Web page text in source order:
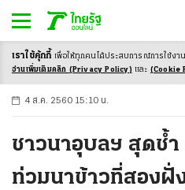
-ก ก ก+
4 ส.ค. 2560 15:10 น.
ชาวนาอุบลฯ สุดช้ำ
ท่วมนาข้าวที่สองฝั่
เราใช้คุ้กกี้ เพื่อให้ทุกคนได้ประสบการณ์การใช้ง
อ่านเพิ่มเติมคลิก (Privacy Policy) และ (Cookie